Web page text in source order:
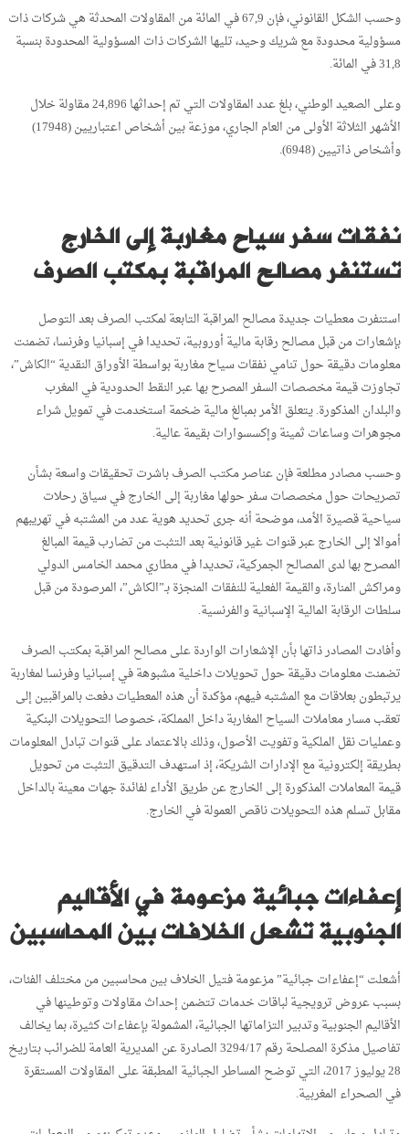
وحسب الشكل القانوني، فإن 67,9 في المائة من المقاولات المحدثة هي شركات ذات
مسؤولية محدودة مع شريك وحيد، تليها الشركات ذات المسؤولية المحدودة بنسبة
31,8 في المائة.
وعلى الصعيد الوطني، بلغ عدد المقاولات التي تم إحداثها 24,896 مقاولة خلال
الأشهر الثلاثة الأولى من العام الجاري، موزعة بين أشخاص اعتباريين (17948)
وأشخاص ذاتيين (6948).
نفقات سفر سياح مغاربة إلى الخارج
تستنفر مصالح المراقبة بمكتب الصرف
استنفرت معطيات جديدة مصالح المراقبة التابعة لمكتب الصرف بعد التوصل
بإشعارات من قبل مصالح رقابة مالية أوروبية، تحديدا في إسبانيا وفرنسا، تضمنت
معلومات دقيقة حول تنامي نفقات سياح مغاربة بواسطة الأوراق النقدية “الكاش”،
تجاوزت قيمة مخصصات السفر المصرح بها عبر النقط الحدودية في المغرب
والبلدان المذكورة. يتعلق الأمر بمبالغ مالية ضخمة استخدمت في تمويل شراء
مجوهرات وساعات ثمينة وإكسسوارات بقيمة عالية.
وحسب مصادر مطلعة فإن عناصر مكتب الصرف باشرت تحقيقات واسعة بشأن
تصريحات حول مخصصات سفر حولها مغاربة إلى الخارج في سياق رحلات
سياحية قصيرة الأمد، موضحة أنه جرى تحديد هوية عدد من المشتبه في تهريبهم
أموالا إلى الخارج عبر قنوات غير قانونية بعد التثبت من تضارب قيمة المبالغ
المصرح بها لدى المصالح الجمركية، تحديدا في مطاري محمد الخامس الدولي
ومراكش المنارة، والقيمة الفعلية للنفقات المنجزة بـ”الكاش”، المرصودة من قبل
سلطات الرقابة المالية الإسبانية والفرنسية.
وأفادت المصادر ذاتها بأن الإشعارات الواردة على مصالح المراقبة بمكتب الصرف
تضمنت معلومات دقيقة حول تحويلات داخلية مشبوهة في إسبانيا وفرنسا لمغاربة
يرتبطون بعلاقات مع المشتبه فيهم، مؤكدة أن هذه المعطيات دفعت بالمراقبين إلى
تعقب مسار معاملات السياح المغاربة داخل المملكة، خصوصا التحويلات البنكية
وعمليات نقل الملكية وتفويت الأصول، وذلك بالاعتماد على قنوات تبادل المعلومات
بطريقة إلكترونية مع الإدارات الشريكة، إذ استهدف التدقيق التثبت من تحويل
قيمة المعاملات المذكورة إلى الخارج عن طريق الأداء لفائدة جهات معينة بالداخل
مقابل تسلم هذه التحويلات ناقص العمولة في الخارج.
إعفاءات جبائية مزعومة في الأقاليم
الجنوبية تشعل الخلافات بين المحاسبين
أشعلت “إعفاءات جبائية” مزعومة فتيل الخلاف بين محاسبين من مختلف الفئات،
بسبب عروض ترويجية لباقات خدمات تتضمن إحداث مقاولات وتوطينها في
الأقاليم الجنوبية وتدبير التزاماتها الجبائية، المشمولة بإعفاءات كثيرة، بما يخالف
تفاصيل مذكرة المصلحة رقم 3294/17 الصادرة عن المديرية العامة للضرائب بتاريخ
28 يوليوز 2017، التي توضح المساطر الجبائية المطبقة على المقاولات المستقرة
في الصحراء المغربية.